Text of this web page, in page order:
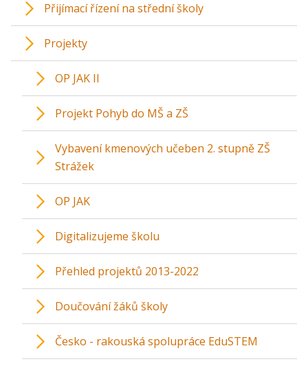
Přijímací řízení na střední školy
Projekty
OP JAK II
Projekt Pohyb do MŠ a ZŠ
Vybavení kmenových učeben 2. stupně ZŠ
Strážek
OP JAK
Digitalizujeme školu
Přehled projektů 2013-2022
Doučování žáků školy
Česko - rakouská spolupráce EduSTEM